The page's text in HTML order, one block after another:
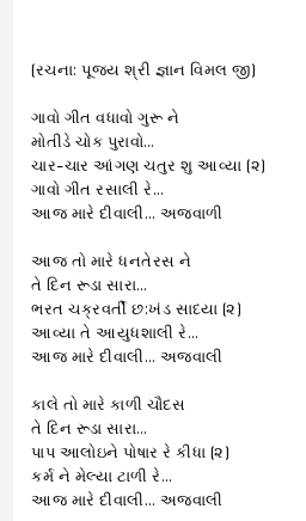
(રચના: પૂજ્ય શ્રી જ્ઞાન વિમલ જી)
ગાવો ગીત વધાવો ગુરૂ ને
મોતીડે ચોક પુરાવો…
ચાર-ચાર આંગણ ચતુર શુ આવ્યા (૨)
ગાવો ગીત રસાલી રે…
આજ મારે દીવાલી… અજવાળી
આજ તો મારે ધનતેરસ ને
તે દિન રૂડા સારા…
ભરત ચક્રવર્તી છ:ખંડ સાધ્યા (૨)
આવ્યા તે આયુધશાલી રે…
આજ મારે દીવાલી… અજવાલી
કાલે તો મારે કાળી ચૌદસ
તે દિન રૂડા સારા…
પાપ આલોઇને પોષાર રે કીધા (૨)
કર્મ ને મેલ્યા ટાળી રે…
આજ મારે દીવાલી… અજવાલી